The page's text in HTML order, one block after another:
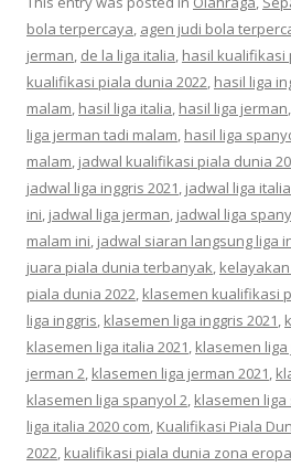
bola terpercaya, agen judi bola
jerman, de la liga italia, hasil kualifikasi
kualifikasi piala dunia 2022, hasil liga
malam, hasil liga italia, hasil liga jerman,
liga jerman tadi malam, hasil liga
malam, jadwal kualifikasi piala dunia
jadwal liga inggris 2021, jadwal liga italia
ini, jadwal liga jerman, jadwal liga
malam ini, jadwal siaran langsung liga
juara piala dunia terbanyak,
piala dunia 2022, klasemen kualifikasi
liga inggris, klasemen liga inggris 2021,
klasemen liga italia 2021, klasemen
jerman 2, klasemen liga jerman 2021,
klasemen liga spanyol 2, klasemen liga
liga italia 2020 com, Kualifikasi Piala
2022, kualifikasi piala dunia zona eropa